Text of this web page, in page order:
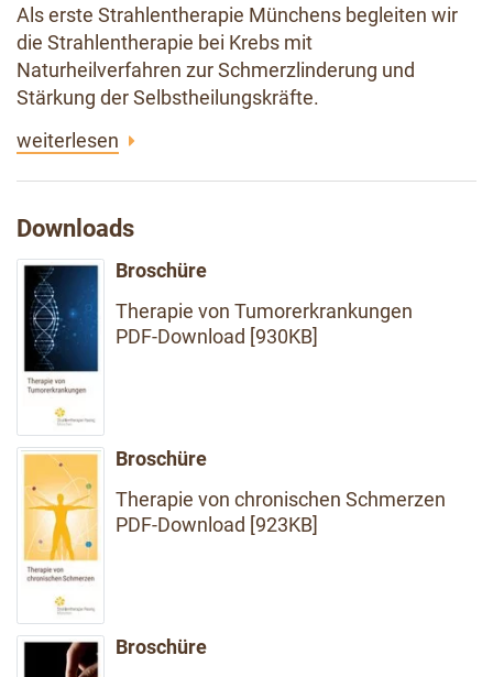
Als erste Strahlentherapie Münchens begleiten wir
die Strahlentherapie bei Krebs mit
Naturheilverfahren zur Schmerzlinderung und
Stärkung der Selbstheilungskräfte.
weiterlesen
Downloads
Broschüre
Therapie von Tumorerkrankungen
PDF-Download [930KB]
Broschüre
Therapie von chronischen Schmerzen
PDF-Download [923KB]
Broschüre